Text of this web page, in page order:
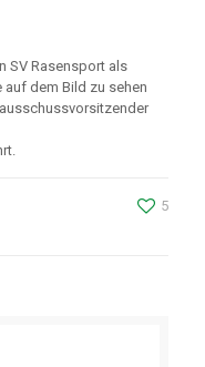
SV Rasensport als
dem Bild zu sehen
5